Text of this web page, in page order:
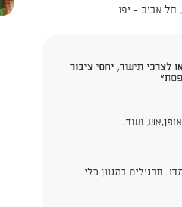
לצרכי תיעוד, יחסי ציבור
"
ועוד....
תרגילים במגוון כלי